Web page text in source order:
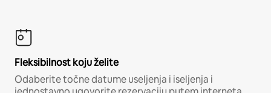
Fleksibilnost koju želite
Odaberite točne datume useljenja i iseljenja i